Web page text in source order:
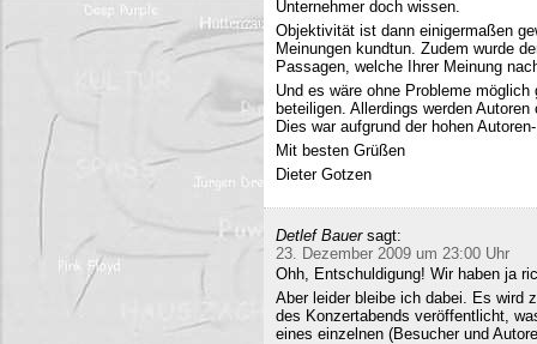
Unternehmer doch wissen.
Objektivität ist dann einigermaßen
Meinungen kundtun. Zudem wurde
Passagen, welche Ihrer Meinung
Und es wäre ohne Probleme
beteiligen. Allerdings werden
Dies war aufgrund der hohen
Mit besten Grüßen
Dieter Gotzen
Detlef Bauer sagt:
23. Dezember 2009 um 23:00 Uhr
Ohh, Entschuldigung! Wir haben ja
Aber leider bleibe ich dabei. Es wird
des Konzertabends veröffentlicht,
eines einzelnen (Besucher und